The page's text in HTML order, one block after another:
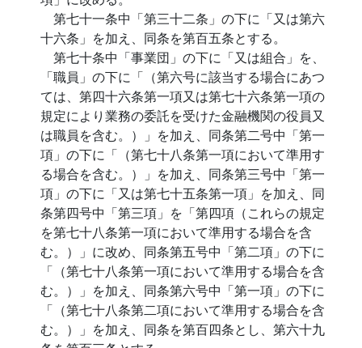
第七十一条中「第三十二条」の下に「又は第六
十六条」を加え、同条を第百五条とする。
第七十条中「事業団」の下に「又は組合」を、
「職員」の下に「（第六号に該当する場合にあつ
ては、第四十六条第一項又は第七十六条第一項の
規定により業務の委託を受けた金融機関の役員又
は職員を含む。）」を加え、同条第二号中「第一
項」の下に「（第七十八条第一項において準用す
る場合を含む。）」を加え、同条第三号中「第一
項」の下に「又は第七十五条第一項」を加え、同
条第四号中「第三項」を「第四項（これらの規定
を第七十八条第一項において準用する場合を含
む。）」に改め、同条第五号中「第二項」の下に
「（第七十八条第一項において準用する場合を含
む。）」を加え、同条第六号中「第一項」の下に
「（第七十八条第二項において準用する場合を含
む。）」を加え、同条を第百四条とし、第六十九